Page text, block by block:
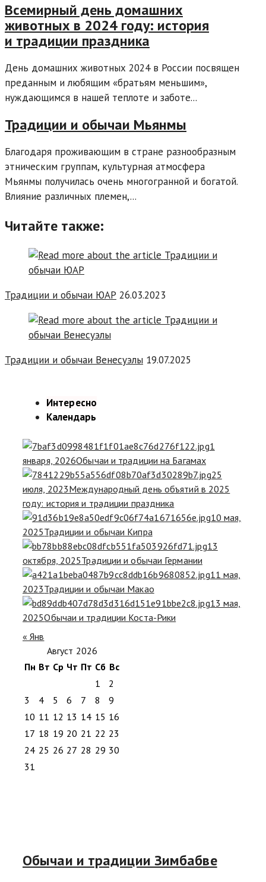
Всемирный день домашних
животных в 2024 году: история
и традиции праздника
День домашних животных 2024 в России посвящен
преданным и любящим «братьям меньшим»,
нуждающимся в нашей теплоте и заботе...
Традиции и обычаи Мьянмы
Благодаря проживающим в стране разнообразным
этническим группам, культурная атмосфера
Мьянмы получилась очень многогранной и богатой.
Влияние различных племен,...
Читайте также:
Традиции и обычаи ЮАР 26.03.2023
Традиции и обычаи Венесуэлы 19.07.2025
Интересно
Календарь
1
января, 2026Обычаи и традиции на Багамах
25
июля, 2023Международный день объятий в 2025
году: история и традиции праздника
10 мая,
2025Традиции и обычаи Кипра
13
октября, 2025Традиции и обычаи Германии
11 мая,
2023Традиции и обычаи Макао
13 мая,
2025Обычаи и традиции Коста-Рики
« Янв
Август 2026
Пн Вт Ср Чт Пт Сб Вс
1
2
3
4 5 6 7 8
9
10 11 12 13 14 15 16
17 18 19 20 21 22 23
24 25 26 27 28 29 30
31
Обычаи и традиции Зимбабве